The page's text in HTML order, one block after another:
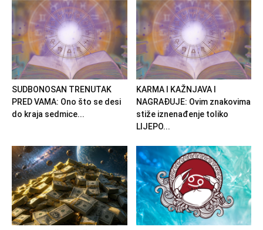
SUDBONOSAN TRENUTAK
PRED VAMA: Ono što se desi
do kraja sedmice...
KARMA I KAŽNJAVA I
NAGRAĐUJE: Ovim znakovima
stiže iznenađenje toliko
LIJEPO...